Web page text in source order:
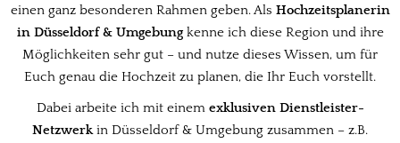
einen ganz besonderen Rahmen geben. Als Hochzeitsplanerin
in Düsseldorf & Umgebungkenne ich diese Region und ihre
Möglichkeiten sehr gut – und nutze dieses Wissen, um für
Euch genau die Hochzeit zu planen, die Ihr Euch vorstellt.
Dabei arbeite ich mit einem exklusiven Dienstleister-
Netzwerkin Düsseldorf & Umgebung zusammen – z.B.